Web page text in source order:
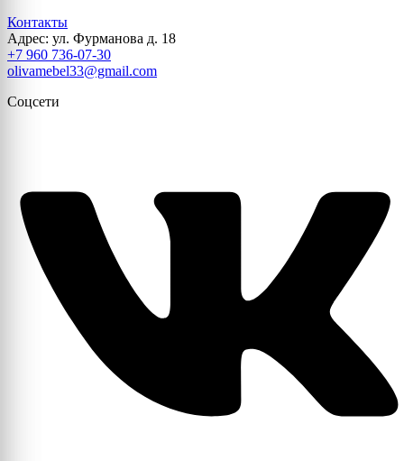
Контакты
Адрес: ул. Фурманова д. 18
+7 960 736-07-30
olivamebel33@gmail.com
Соцсети